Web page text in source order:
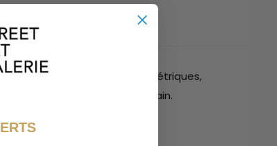
colorés, sculptures géométriques,
entrée en galerie d'art urbain.